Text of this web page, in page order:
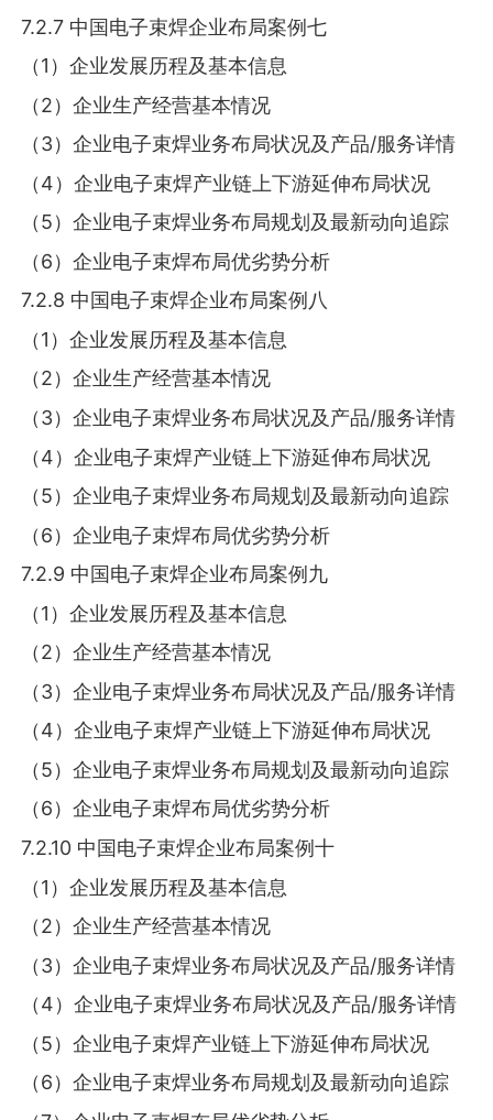
7.2.7 中国电子束焊企业布局案例七
（1）企业发展历程及基本信息
（2）企业生产经营基本情况
（3）企业电子束焊业务布局状况及产品/服务详情
（4）企业电子束焊产业链上下游延伸布局状况
（5）企业电子束焊业务布局规划及最新动向追踪
（6）企业电子束焊布局优劣势分析
7.2.8 中国电子束焊企业布局案例八
（1）企业发展历程及基本信息
（2）企业生产经营基本情况
（3）企业电子束焊业务布局状况及产品/服务详情
（4）企业电子束焊产业链上下游延伸布局状况
（5）企业电子束焊业务布局规划及最新动向追踪
（6）企业电子束焊布局优劣势分析
7.2.9 中国电子束焊企业布局案例九
（1）企业发展历程及基本信息
（2）企业生产经营基本情况
（3）企业电子束焊业务布局状况及产品/服务详情
（4）企业电子束焊产业链上下游延伸布局状况
（5）企业电子束焊业务布局规划及最新动向追踪
（6）企业电子束焊布局优劣势分析
7.2.10 中国电子束焊企业布局案例十
（1）企业发展历程及基本信息
（2）企业生产经营基本情况
（3）企业电子束焊业务布局状况及产品/服务详情
（4）企业电子束焊业务布局状况及产品/服务详情
（5）企业电子束焊产业链上下游延伸布局状况
（6）企业电子束焊业务布局规划及最新动向追踪